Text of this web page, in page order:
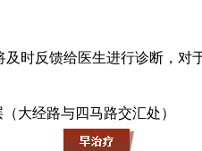
时反馈给医生进行诊断，对
大经路与四马路交汇处）